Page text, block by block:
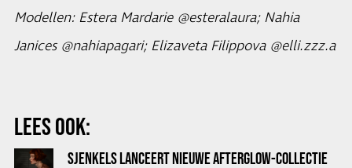
Modellen: Estera Mardarie @esteralaura; Nahia
Janices @nahiapagari; Elizaveta Filippova @elli.zzz.a
LEES OOK:
SJENKELS LANCEERT NIEUWE AFTERGLOW-COLLECTIE